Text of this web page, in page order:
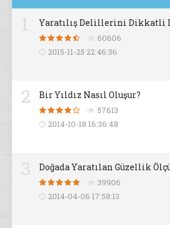
Yaratılış Delillerini Dikkatli
60606
2015-11-25 22:46:36
2 Bir Yıldız Nasıl Oluşur?
57613
2014-10-18 16:36:48
Doğada Yaratılan Güzellik
39906
2014-04-06 17:58:13